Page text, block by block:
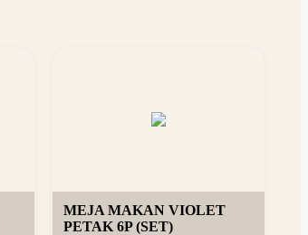
MEJA MAKAN VIOLET
PETAK 6P (SET)